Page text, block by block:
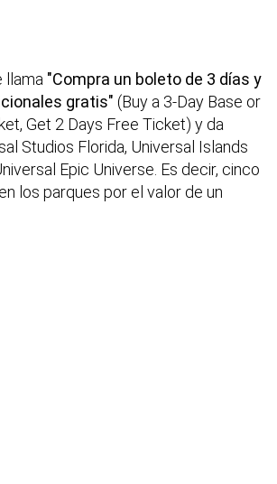
llama "Compra un boleto de 3 días y
gratis" (Buy a 3-Day Base or
Get 2 Days Free Ticket) y da
Studios Florida, Universal Islands
Epic Universe. Es decir, cinco
los parques por el valor de un